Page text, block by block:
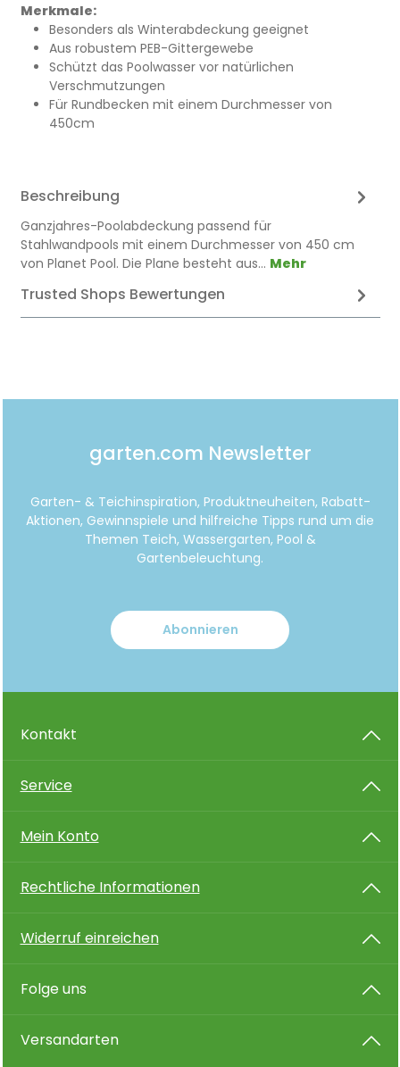
Merkmale:
Besonders als Winterabdeckung geeignet
Aus robustem PEB-Gittergewebe
Schützt das Poolwasser vor natürlichen
Verschmutzungen
Für Rundbecken mit einem Durchmesser von
450cm
Beschreibung
Ganzjahres-Poolabdeckung passend für
Stahlwandpools mit einem Durchmesser von 450 cm
von Planet Pool. Die Plane besteht aus… Mehr
Trusted Shops Bewertungen
garten.com Newsletter
Garten- & Teichinspiration, Produktneuheiten, Rabatt-
Aktionen, Gewinnspiele und hilfreiche Tipps rund um die
Themen Teich, Wassergarten, Pool &
Gartenbeleuchtung.
Abonnieren
Kontakt
Service
Mein Konto
Rechtliche Informationen
Widerruf einreichen
Folge uns
Versandarten